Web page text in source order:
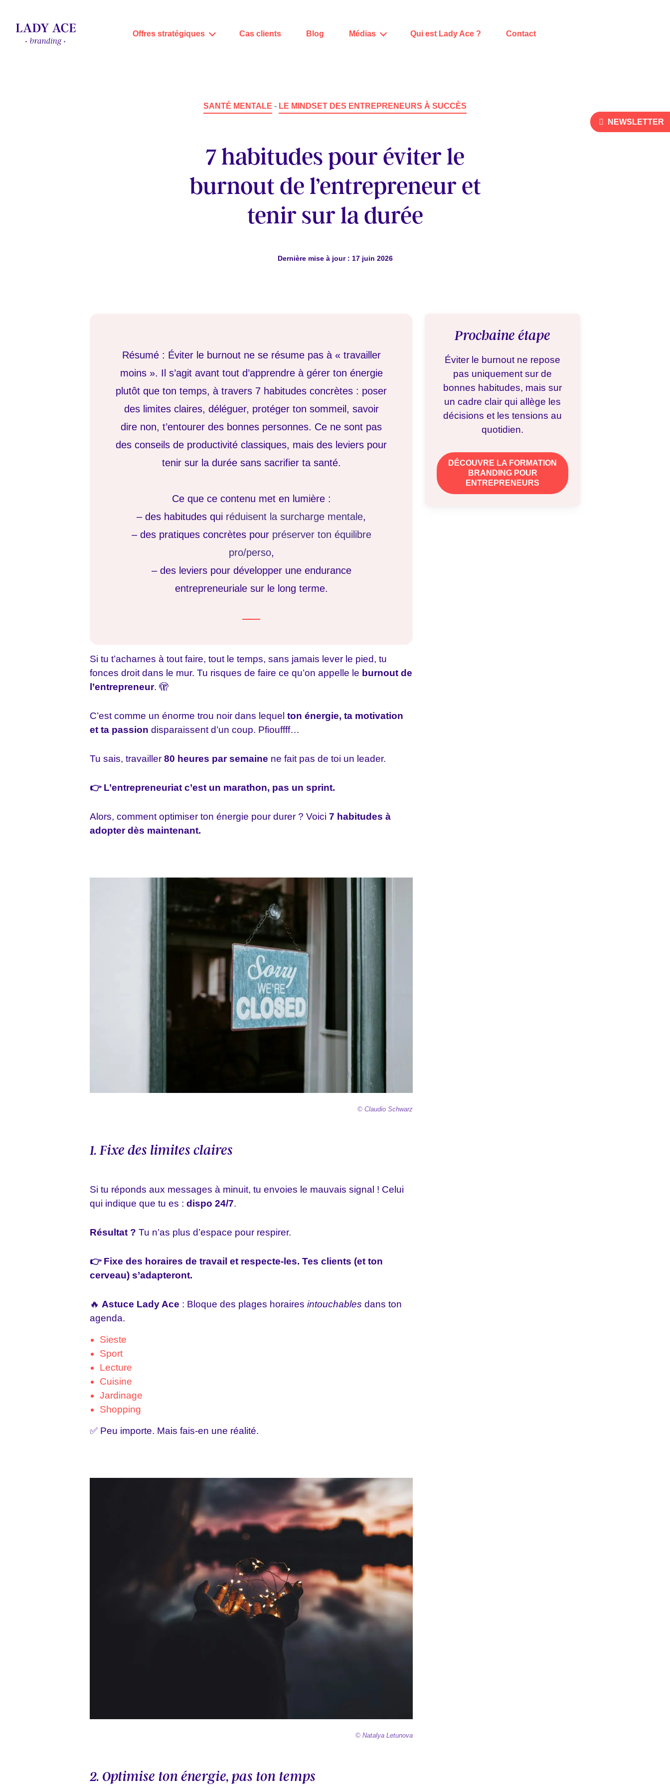
Offres stratégiques Cas clients Blog Médias Qui est Lady Ace ? Contact
SANTÉ MENTALE - LE MINDSET DES ENTREPRENEURS À SUCCÈS
7 habitudes pour éviter le
burnout de l’entrepreneur et
tenir sur la durée
Dernière mise à jour : 17 juin 2026
Résumé : Éviter le burnout ne se résume pas à « travailler
moins ». Il s’agit avant tout d’apprendre à gérer ton énergie
plutôt que ton temps, à travers 7 habitudes concrètes : poser
des limites claires, déléguer, protéger ton sommeil, savoir
dire non, t’entourer des bonnes personnes. Ce ne sont pas
des conseils de productivité classiques, mais des leviers pour
tenir sur la durée sans sacrifier ta santé.
Ce que ce contenu met en lumière :
– des habitudes qui réduisent la surcharge mentale,
– des pratiques concrètes pour préserver ton équilibre
pro/perso,
– des leviers pour développer une endurance
entrepreneuriale sur le long terme.
Si tu t’acharnes à tout faire, tout le temps, sans jamais lever le pied, tu
fonces droit dans le mur. Tu risques de faire ce qu’on appelle le burnout de
l’entrepreneur. 🫣
C’est comme un énorme trou noir dans lequel ton énergie, ta motivation
et ta passion disparaissent d’un coup. Pfiouffff…
Tu sais, travailler 80 heures par semaine ne fait pas de toi un leader.
👉 L’entrepreneuriat c’est un marathon, pas un sprint.
Alors, comment optimiser ton énergie pour durer ? Voici 7 habitudes à
adopter dès maintenant.
© Claudio Schwarz
1. Fixe des limites claires
Si tu réponds aux messages à minuit, tu envoies le mauvais signal ! Celui
qui indique que tu es : dispo 24/7.
Résultat ? Tu n’as plus d’espace pour respirer.
👉 Fixe des horaires de travail et respecte-les. Tes clients (et ton
cerveau) s’adapteront.
🔥 Astuce Lady Ace : Bloque des plages horaires intouchables dans ton
agenda.
Sieste
Sport
Lecture
Cuisine
Jardinage
Shopping
✅ Peu importe. Mais fais-en une réalité.
© Natalya Letunova
2. Optimise ton énergie, pas ton temps
Prochaine étape
Éviter le burnout ne repose
pas uniquement sur de
bonnes habitudes, mais sur
un cadre clair qui allège les
décisions et les tensions au
quotidien.
DÉCOUVRE LA FORMATION
BRANDING POUR
ENTREPRENEURS
NEWSLETTER